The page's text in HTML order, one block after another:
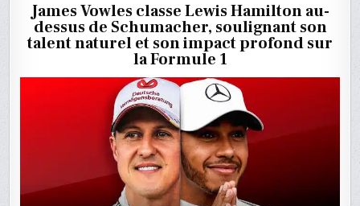
QUE
James Vowles classe Lewis Hamilton au-
dessus de Schumacher, soulignant son
talent naturel et son impact profond sur
la Formule 1